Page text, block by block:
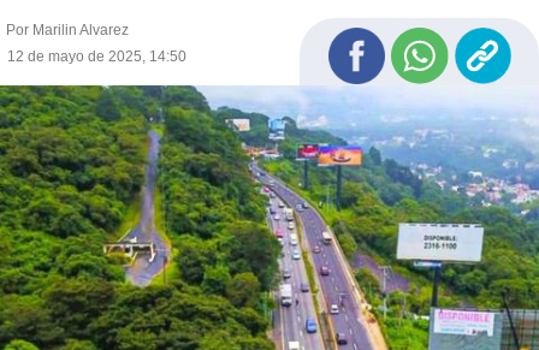
Por Marilin Alvarez
12 de mayo de 2025, 14:50